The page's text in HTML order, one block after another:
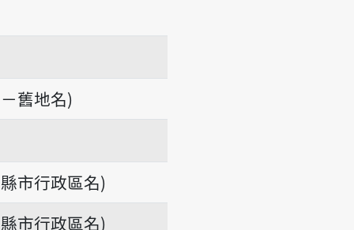
舊地名)
市行政區名)
市行政區名)